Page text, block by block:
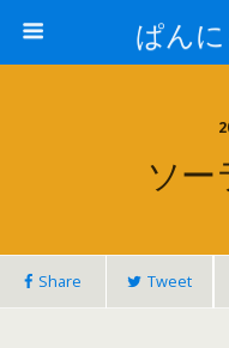
ぱん
ソー
Share Tweet